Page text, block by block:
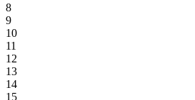
8
9
10
11
12
13
14
15